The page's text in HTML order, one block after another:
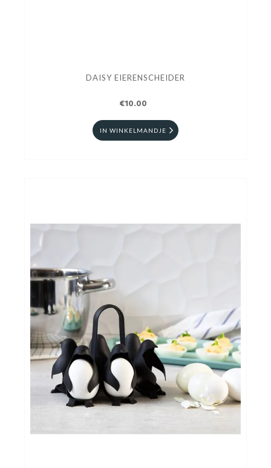
DAISY EIERENSCHEIDER
€10.00
IN WINKELMANDJE